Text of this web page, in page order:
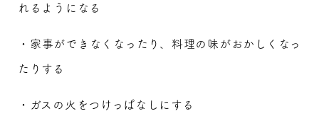
れるようになる
・家事ができなくなったり、料理の味がおかしくなっ
たりする
・ガスの火をつけっぱなしにする